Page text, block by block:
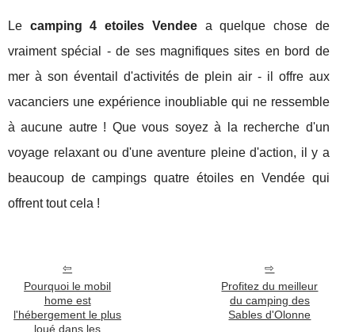
Le camping 4 etoiles Vendeea quelque chose de
vraiment spécial - de ses magnifiques sites en bord de
mer à son éventail d'activités de plein air - il offre aux
vacanciers une expérience inoubliable qui ne ressemble
à aucune autre ! Que vous soyez à la recherche d'un
voyage relaxant ou d'une aventure pleine d'action, il y a
beaucoup de campings quatre étoiles en Vendée qui
offrent tout cela !
Pourquoi le mobil
home est
l'hébergement le plus
loué dans les
Profitez du meilleur
du camping des
Sables d'Olonne